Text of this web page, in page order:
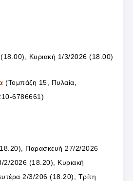
Κυριακή 1/3/2026 (18.00)
(Τομπάζη 15, Πυλαία,
6786661)
Παρασκευή 27/2/2026
2026 (18.20), Κυριακή
2/3/206 (18.20), Τρίτη